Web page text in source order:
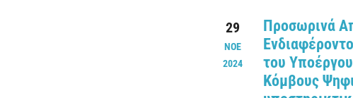
29
ΝΟΕ
2024
Προσωρινά
του
Κόμβους